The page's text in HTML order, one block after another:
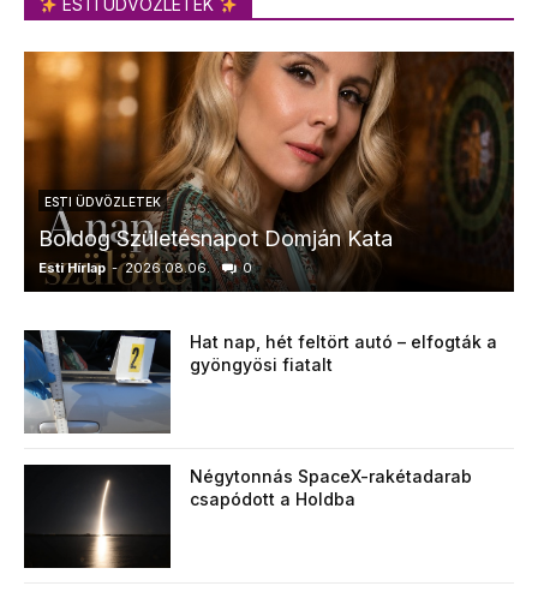
ESTI ÜDVÖZLETEK
ESTI ÜDVÖZLETEK
Boldog Születésnapot Domján Kata
Esti Hírlap - 2026.08.06. 0
Hat nap, hét feltört autó – elfogták a
gyöngyösi fiatalt
Négytonnás SpaceX-rakétadarab
csapódott a Holdba